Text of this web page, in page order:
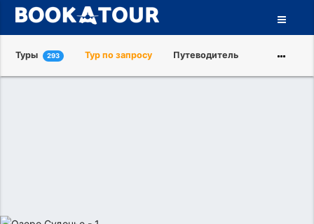
Туры 293 Тур по запросу Путеводитель